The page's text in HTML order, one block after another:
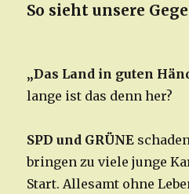
So sieht unsere
„Das Land in guten
lange ist das denn her?
SPD und GRÜNE
bringen zu viele junge
Start. Allesamt ohne